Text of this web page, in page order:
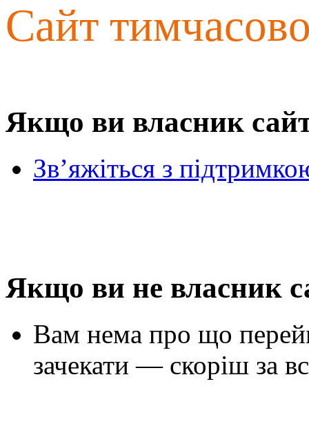
Сайт
Якщо ви власник
Зв’яжіться з
Якщо ви не власник
Вам нема про що
зачекати — скоріш за